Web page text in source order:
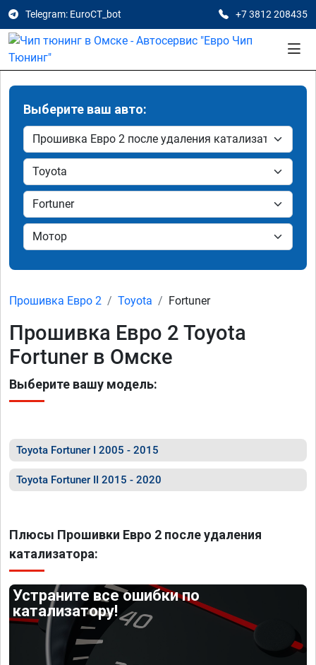
Telegram: EuroCT_bot +7 3812 208435
Выберите ваш авто:
Прошивка Евро 2 Toyota Fortuner
Прошивка Евро 2 Toyota
Fortuner в Омске
Выберите вашу модель:
Toyota Fortuner I 2005 - 2015
Toyota Fortuner II 2015 - 2020
Плюсы Прошивки Евро 2 после удаления
катализатора:
Устраните все ошибки по
катализатору!